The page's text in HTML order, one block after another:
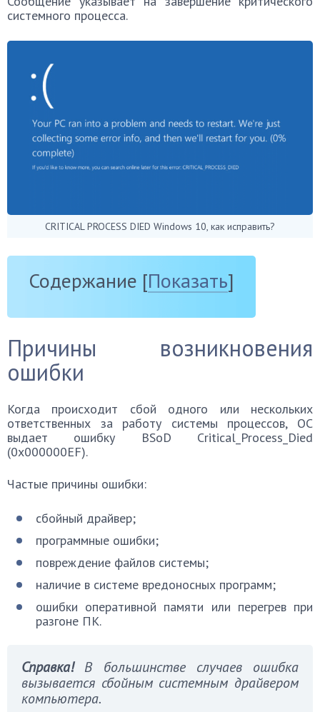
системного процесса.
CRITICAL PROCESS DIED Windows 10, как исправить?
Содержание [Показать]
Причины возникновения
ошибки
Когда происходит сбой одного или нескольких
ответственных за работу системы процессов, ОС
выдает ошибку BSoD Critical_Process_Died
(0x000000EF).
Частые причины ошибки:
сбойный драйвер;
программные ошибки;
повреждение файлов системы;
наличие в системе вредоносных программ;
ошибки оперативной памяти или перегрев при
разгоне ПК.
Справка! В большинстве случаев ошибка
вызывается сбойным системным драйвером
компьютера.